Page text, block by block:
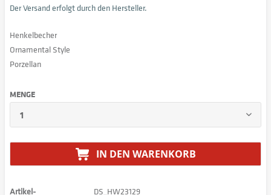
Der Versand erfolgt durch den Hersteller.
Henkelbecher
Ornamental Style
Porzellan
MENGE
IN DEN WARENKORB
Artikel-
DS_HW23129